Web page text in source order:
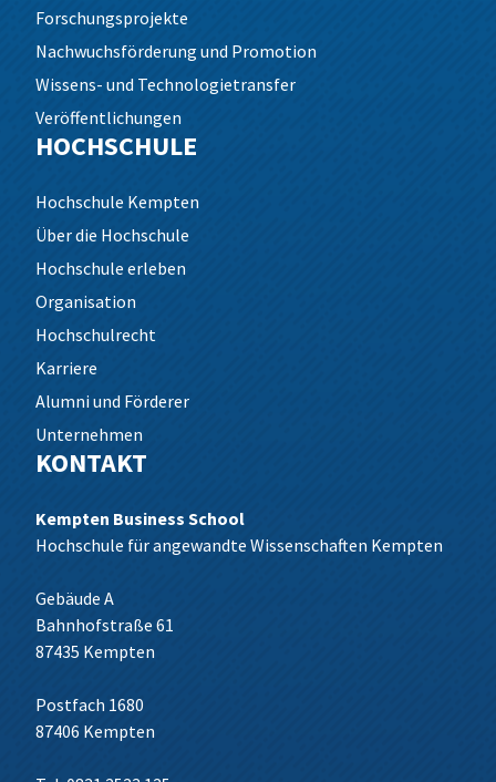
Forschungsprojekte
Nachwuchsförderung und Promotion
Wissens- und Technologietransfer
Veröffentlichungen
HOCHSCHULE
Hochschule Kempten
Über die Hochschule
Hochschule erleben
Organisation
Hochschulrecht
Karriere
Alumni und Förderer
Unternehmen
KONTAKT
Kempten Business School
Hochschule für angewandte Wissenschaften Kempten
Gebäude A
Bahnhofstraße 61
87435 Kempten
Postfach 1680
87406 Kempten